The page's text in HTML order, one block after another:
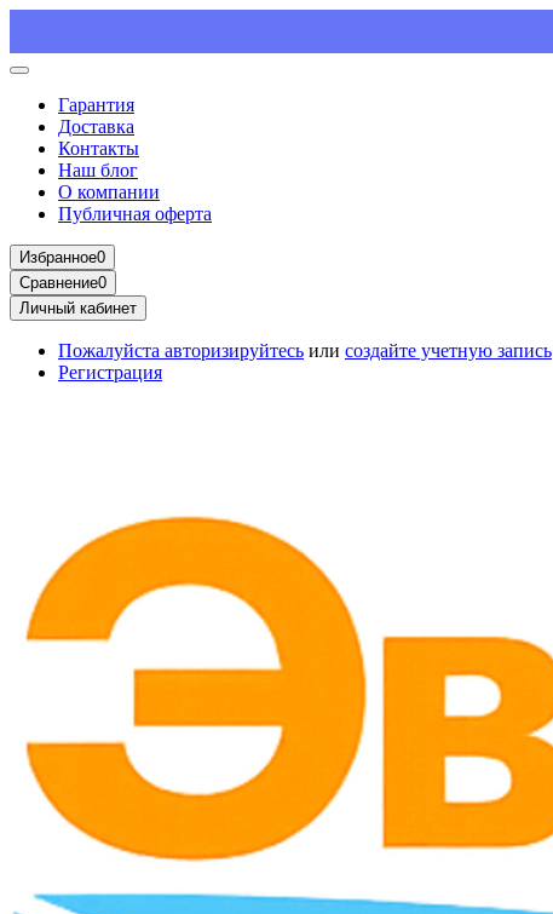
Гарантия
Доставка
Контакты
Наш блог
О компании
Публичная оферта
Избранное0
Сравнение0
Личный кабинет
Пожалуйста авторизируйтесь или создайте учетную запись
Регистрация